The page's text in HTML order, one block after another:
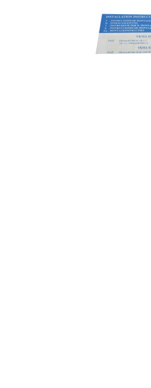
dentada
SKF02561
tensora,
VKM